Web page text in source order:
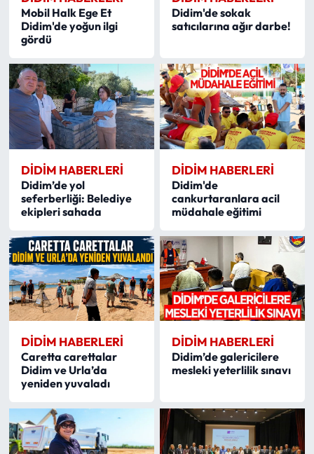
Mobil Halk Ege Et
Didim'de yoğun ilgi
gördü
Didim'de sokak
satıcılarına ağır darbe!
DIDIM HABERLERI
Didim’de yol
seferberliği: Belediye
ekipleri sahada
DIDIM HABERLERI
Didim'de
cankurtaranlara acil
müdahale eğitimi
DIDIM HABERLERI
Caretta carettalar
Didim ve Urla’da
yeniden yuvaladı
DIDIM HABERLERI
Didim’de galericilere
mesleki yeterlilik sınavı